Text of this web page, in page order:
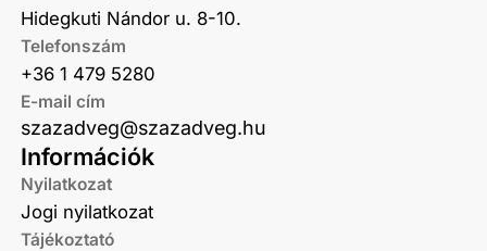
Információk
Nyilatkozat
Jogi nyilatkozat
Tájékoztató
Hidegkuti Nándor u. 8-10.
Telefonszám
+36 1 479 5280
E-mail cím
szazadveg@szazadveg.hu